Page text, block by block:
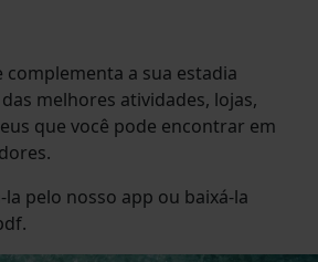
complementa a sua estadia
melhores atividades, lojas,
que você pode encontrar em
pelo nosso app ou baixá-la